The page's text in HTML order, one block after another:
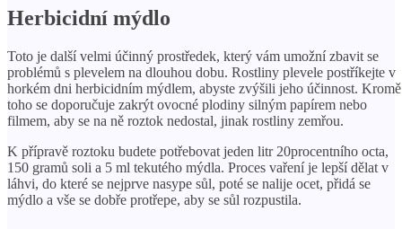
Herbicidní mýdlo
Toto je další velmi účinný prostředek, který vám umožní zbavit se
problémů s plevelem na dlouhou dobu. Rostliny plevele postříkejte v
horkém dni herbicidním mýdlem, abyste zvýšili jeho účinnost. Kromě
toho se doporučuje zakrýt ovocné plodiny silným papírem nebo
filmem, aby se na ně roztok nedostal, jinak rostliny zemřou.
K přípravě roztoku budete potřebovat jeden litr 20procentního octa,
150 gramů soli a 5 ml tekutého mýdla. Proces vaření je lepší dělat v
láhvi, do které se nejprve nasype sůl, poté se nalije ocet, přidá se
mýdlo a vše se dobře protřepe, aby se sůl rozpustila.